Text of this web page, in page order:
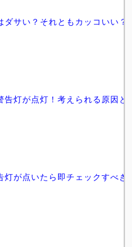
ダサい？それともカッコいい？
告灯が点灯！考えられる原因と
灯が点いたら即チェックすべき